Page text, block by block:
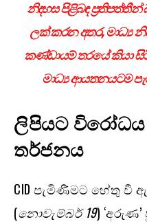
නිදහස පිළිබඳ
ලක් කරන අතර, මාධ්‍ය
කණ්ඩායම් තරයේ කියා
මාධ්‍ය ආයතනයටම
ලිපියට විරෝධය
තර්ජනය
CID පැමිණීමට හේතු වී
(නොවැම්බර්19)